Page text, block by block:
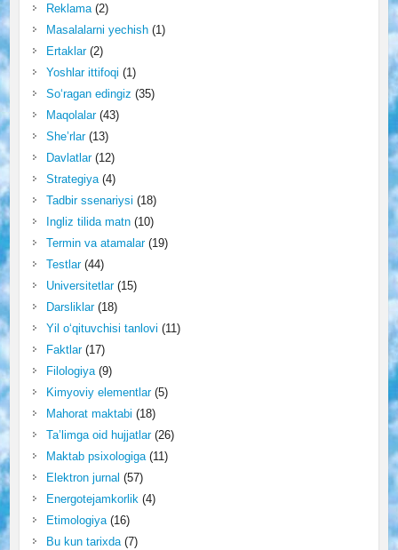
Reklama(2)
Masalalarni yechish(1)
Ertaklar(2)
Yoshlar ittifoqi (1)
So‘ragan edingiz (35)
Maqolalar(43)
She’rlar(13)
Davlatlar(12)
Strategiya(4)
Tadbir ssenariysi (18)
Ingliz tilida matn(10)
Termin va atamalar(19)
Testlar(44)
Universitetlar(15)
Darsliklar(18)
Yil o‘qituvchisi tanlovi (11)
Faktlar(17)
Filologiya(9)
Kimyoviy elementlar(5)
Mahorat maktabi (18)
Ta’limga oid hujjatlar(26)
Maktab psixologiga(11)
Elektron jurnal (57)
Energotejamkorlik (4)
Etimologiya(16)
Bu kun tarixda(7)